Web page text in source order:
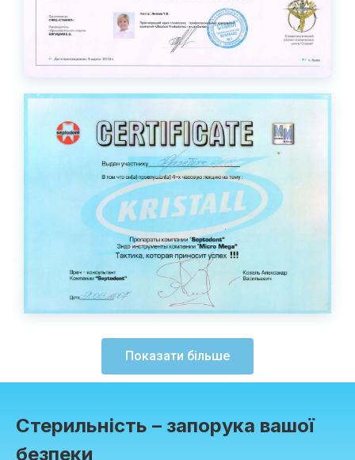
Показати більше
Стерильність – запорука вашої
безпеки